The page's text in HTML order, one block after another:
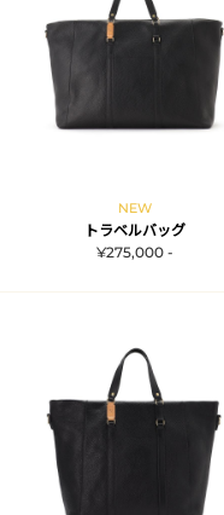
NEW
トラベルバッグ
¥275,000 -